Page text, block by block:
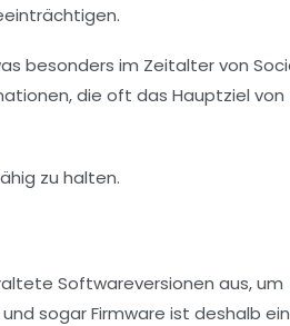
besonders im Zeitalter von
die oft das Hauptziel von
Softwareversionen aus, um
sogar Firmware ist deshalb